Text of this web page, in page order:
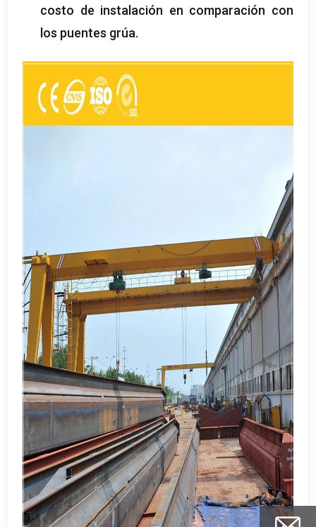
costo de instalación en comparación con
los puentes grúa.